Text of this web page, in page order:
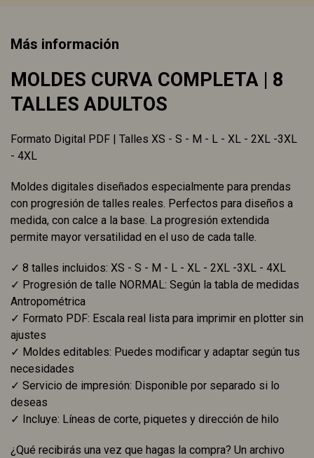
Más información
MOLDES CURVA COMPLETA | 8
TALLES ADULTOS
Formato Digital PDF | Talles XS - S - M - L - XL - 2XL -3XL
- 4XL
Moldes digitales diseñados especialmente para prendas
con progresión de talles reales. Perfectos para diseños a
medida, con calce a la base. La progresión extendida
permite mayor versatilidad en el uso de cada talle.
✓ 8 talles incluidos: XS - S - M - L - XL - 2XL -3XL - 4XL
✓ Progresión de talle NORMAL: Según la tabla de medidas
Antropométrica
✓ Formato PDF: Escala real lista para imprimir en plotter sin
ajustes
✓ Moldes editables: Puedes modificar y adaptar según tus
necesidades
✓ Servicio de impresión: Disponible por separado si lo
deseas
✓ Incluye: Líneas de corte, piquetes y dirección de hilo
¿Qué recibirás una vez que hagas la compra? Un archivo